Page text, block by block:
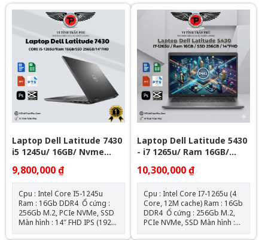
Laptop Dell Latitude 7430
i5 1245u/ 16GB/ Nvme
256Gb/ 14" FHD
9,800,000 ₫
Cpu : Intel Core I5-1245u
Ram : 16Gb DDR4 Ổ cứng :
256Gb M.2, PCIe NVMe, SSD
Màn hình : 14″ FHD IPS (1920
x 1080) Đồ họa : Intel® Iris®
Laptop Dell Latitude 5430
- i7 1265u/ Ram 16GB/
Nvme 256GB/ 14" FHD
10,300,000 ₫
Cpu : Intel Core I7-1265u (4
Core, 12M cache) Ram : 16Gb
DDR4 Ổ cứng : 256Gb M.2,
PCIe NVMe, SSD Màn hình :
14″ FHD IPS (1920 x 1080) Đồ